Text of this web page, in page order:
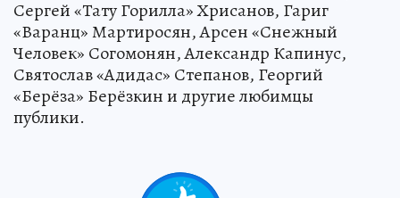
Сергей «Тату Горилла» Хрисанов, Гариг
«Варанц» Мартиросян, Арсен «Снежный
Человек» Согомонян, Александр Капинус,
Святослав «Адидас» Степанов, Георгий
«Берёза» Берёзкин и другие любимцы
публики.